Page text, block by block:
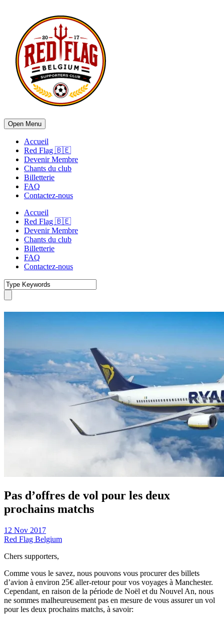
Open Menu
Accueil
Red Flag 🇧🇪
Devenir Membre
Chants du club
Billetterie
FAQ
Contactez-nous
Accueil
Red Flag 🇧🇪
Devenir Membre
Chants du club
Billetterie
FAQ
Contactez-nous
Pas d’offres de vol pour les deux
prochains matchs
12 Nov 2017
Red Flag Belgium
Chers supporters,
Comme vous le savez, nous pouvons vous procurer des billets
d’avion à environ 25€ aller-retour pour vos voyages à Manchester.
Cependant, en raison de la période de Noël et du Nouvel An, nous
ne sommes malheureusement pas en mesure de vous assurer un vol
pour les deux prochains matchs, à savoir: